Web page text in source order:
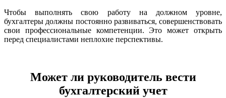
Чтобы выполнять свою работу на должном уровне,
бухгалтеры должны постоянно развиваться, совершенствовать
свои профессиональные компетенции. Это может открыть
перед специалистами неплохие перспективы.
Может ли руководитель вести
бухгалтерский учет